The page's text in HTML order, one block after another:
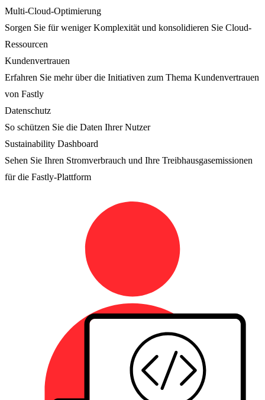
Multi-Cloud-Optimierung
Sorgen Sie für weniger Komplexität und konsolidieren Sie Cloud-
Ressourcen
Kundenvertrauen
Erfahren Sie mehr über die Initiativen zum Thema Kundenvertrauen
von Fastly
Datenschutz
So schützen Sie die Daten Ihrer Nutzer
Sustainability Dashboard
Sehen Sie Ihren Stromverbrauch und Ihre Treibhausgasemissionen
für die Fastly-Plattform